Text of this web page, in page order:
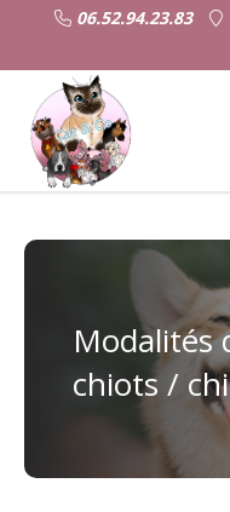
06.52.94.23.83
Modalités
chiots /